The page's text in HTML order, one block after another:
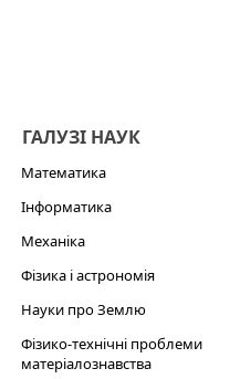
ГАЛУЗІ НАУК
Математика
Інформатика
Механіка
Фізика і астрономія
Науки про Землю
Фізико-технічні проблеми
матеріалознавства